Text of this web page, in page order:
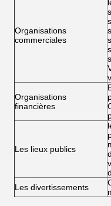
Organisations
commerciales
Organisations
financières
Les lieux publics
Les divertissements